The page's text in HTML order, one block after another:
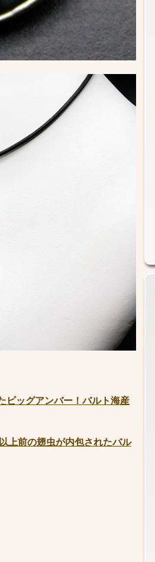
ビッグアンバー！バルト海産
上前の翅虫が内包されたバル